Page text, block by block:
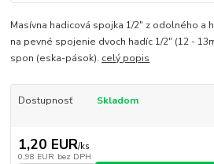
Masívna hadicová spojka 1/2" z odolného a
na pevné spojenie dvoch hadíc 1/2" (12 -
spon (eska-pások). celý popis
Dostupnosť Skladom
1,20 EUR/ks
0,98 EUR bez DPH